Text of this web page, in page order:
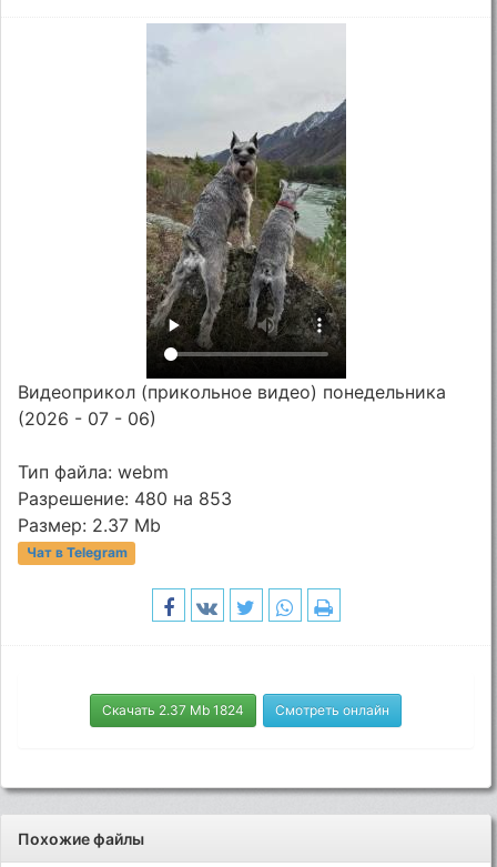
Видеоприкол (прикольное видео) понедельника
(2026 - 07 - 06)
Тип файла: webm
Разрешение: 480 на 853
Размер: 2.37 Mb
Чат в Telegram
Скачать 2.37 Mb 1824 Смотреть онлайн
Похожие файлы